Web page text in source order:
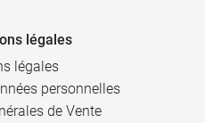
légales
légales
personnelles
de Vente